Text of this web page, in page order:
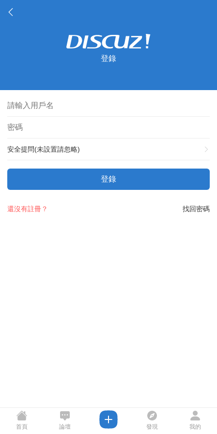
登錄
安全提問(未設置請忽略)
登錄
找回密碼
還沒有註冊？
首頁 論壇 發現 我的